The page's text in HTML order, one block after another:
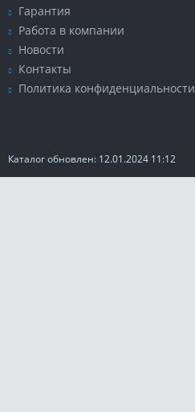
Гарантия
Работа в компании
Новости
Контакты
Политика конфиденциальности
Каталог обновлен: 12.01.2024 11:12